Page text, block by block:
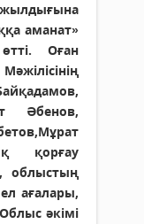
аманат»
Оған
Әбенов,
қорғау
облыстың
ағалары,
Облыс әкімі